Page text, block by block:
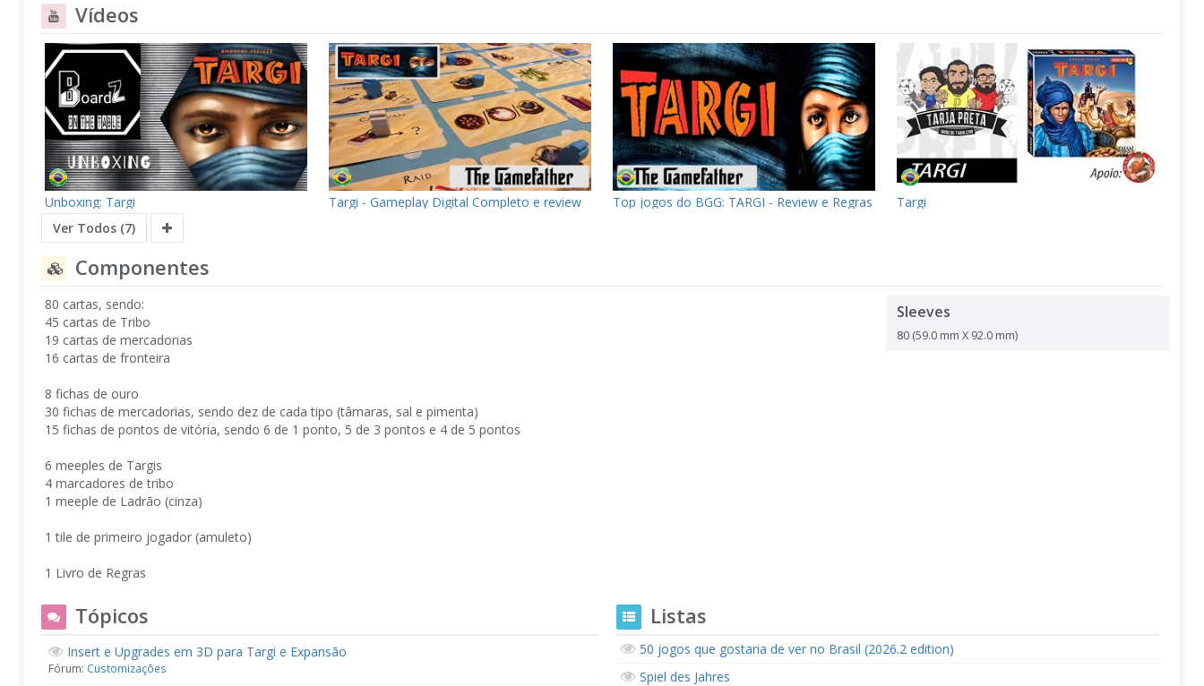
Vídeos
Unboxing: Targi Targi - Gameplay Digital Completo e review Top jogos do BGG: TARGI - Review e Regras
Targi
Ver Todos (7)
Componentes
80 cartas, sendo:
45 cartas de Tribo
19 cartas de mercadorias
16 cartas de fronteira
8 fichas de ouro
30 fichas de mercadorias, sendo dez de cada tipo (tâmaras, sal e pimenta)
15 fichas de pontos de vitória, sendo 6 de 1 ponto, 5 de 3 pontos e 4 de 5 pontos
6 meeples de Targis
4 marcadores de tribo
1 meeple de Ladrão (cinza)
1 tile de primeiro jogador (amuleto)
1 Livro de Regras
Sleeves
80 (59.0 mm X 92.0 mm)
Tópicos
Insert e Upgrades em 3D para Targi e Expansão
Fórum: Customizações
Listas
50 jogos que gostaria de ver no Brasil (2026.2 edition)
Spiel des Jahres